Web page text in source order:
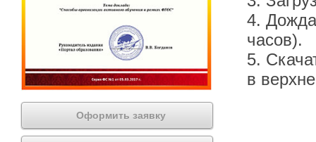
Оформить заявку
4.
часов).
5.
в